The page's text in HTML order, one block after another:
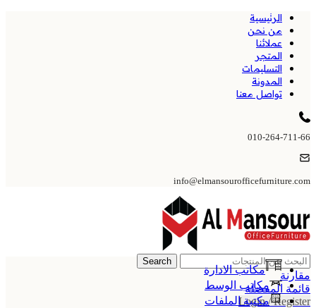
الرئيسية
من نحن
عملائنا
المتجر
التسليمات
المدونة
تواصل معنا
010-264-711-66
info@elmansourofficefurniture.com
Search
مقارنة
قائمة المفضلة
Login / Register
مكاتب الادارة
مكاتب الوسط
مكتبة الملفات